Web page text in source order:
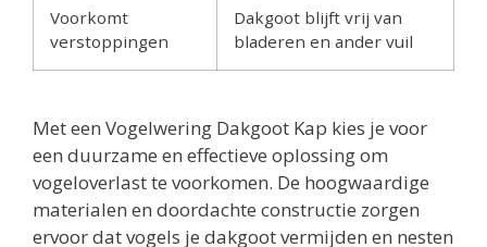
Voorkomt
verstoppingen
Dakgoot blijft vrij van
bladeren en ander vuil
Met een Vogelwering Dakgoot Kap kies je voor
een duurzame en effectieve oplossing om
vogeloverlast te voorkomen. De hoogwaardige
materialen en doordachte constructie zorgen
ervoor dat vogels je dakgoot vermijden en nesten